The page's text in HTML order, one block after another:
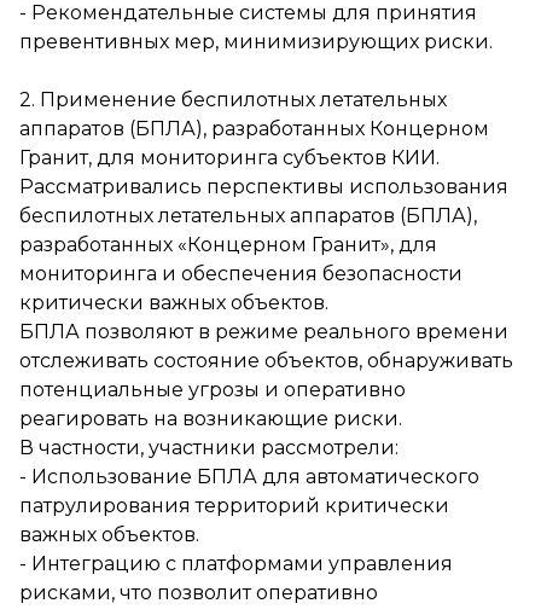
- Рекомендательные системы для принятия
превентивных мер, минимизирующих риски.
2. Применение беспилотных летательных
аппаратов (БПЛА), разработанных Концерном
Гранит, для мониторинга субъектов КИИ.
Рассматривались перспективы использования
беспилотных летательных аппаратов (БПЛА),
разработанных «Концерном Гранит», для
мониторинга и обеспечения безопасности
критически важных объектов.
БПЛА позволяют в режиме реального времени
отслеживать состояние объектов, обнаруживать
потенциальные угрозы и оперативно
реагировать на возникающие риски.
В частности, участники рассмотрели:
- Использование БПЛА для автоматического
патрулирования территорий критически
важных объектов.
- Интеграцию с платформами управления
рисками, что позволит оперативно